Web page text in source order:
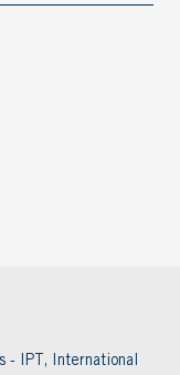
- IPT, International